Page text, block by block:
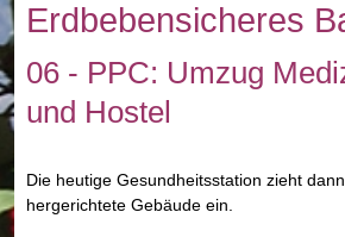
Erdbebensicheres
06 - PPC: Umzug
und Hostel
Die heutige Gesundheitsstation zieht
hergerichtete Gebäude ein.